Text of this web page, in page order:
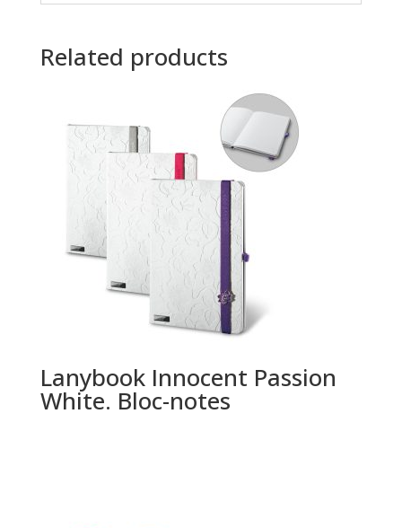
Related products
Lanybook Innocent Passion
White. Bloc-notes